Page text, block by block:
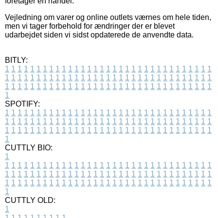
Vejledning om varer og online outlets værnes om hele tiden,
men vi tager forbehold for ændringer der er blevet
udarbejdet siden vi sidst opdaterede de anvendte data.
BITLY:
1 1 1 1 1 1 1 1 1 1 1 1 1 1 1 1 1 1 1 1 1 1 1 1 1 1 1 1 1 1 1 1 1
1 1 1 1 1 1 1 1 1 1 1 1 1 1 1 1 1 1 1 1 1 1 1 1 1 1 1 1 1 1 1 1 1
1 1 1 1 1 1 1 1 1 1 1 1 1 1 1 1 1 1 1 1 1 1 1 1 1 1 1 1 1 1 1 1 1
1
SPOTIFY:
1 1 1 1 1 1 1 1 1 1 1 1 1 1 1 1 1 1 1 1 1 1 1 1 1 1 1 1 1 1 1 1 1
1 1 1 1 1 1 1 1 1 1 1 1 1 1 1 1 1 1 1 1 1 1 1 1 1 1 1 1 1 1 1 1 1
1 1 1 1 1 1 1 1 1 1 1 1 1 1 1 1 1 1 1 1 1 1 1 1 1 1 1 1 1 1 1 1 1
1
CUTTLY BIO:
1
1 1 1 1 1 1 1 1 1 1 1 1 1 1 1 1 1 1 1 1 1 1 1 1 1 1 1 1 1 1 1 1 1
1 1 1 1 1 1 1 1 1 1 1 1 1 1 1 1 1 1 1 1 1 1 1 1 1 1 1 1 1 1 1 1 1
1 1 1 1 1 1 1 1 1 1 1 1 1 1 1 1 1 1 1 1 1 1 1 1 1 1 1 1 1 1 1 1 1
1
CUTTLY OLD:
1